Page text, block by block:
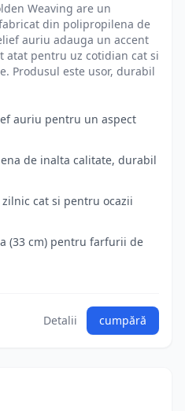
Weaving are un
din polipropilena de
auriu adauga un accent
atat pentru uz cotidian cat si
Produsul este usor, durabil
auriu pentru un aspect
de inalta calitate, durabil
cat si pentru ocazii
(33 cm) pentru farfurii de
Detalii cumpără